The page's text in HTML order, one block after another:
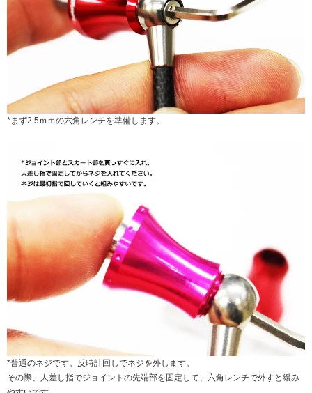
*まず2.5ｍｍの六角レンチを準備します。
*普通のネジです。反時計回しでネジを外します。
その際、人差し指でジョイントの先端部を固定して、六角レンチで外すと緩み